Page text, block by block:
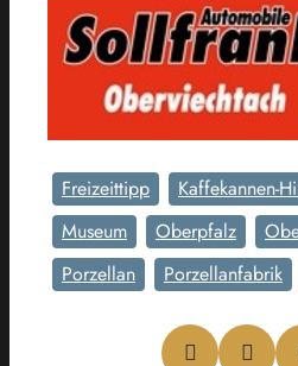
Freizeittipp Kaffekannen-
Museum
Oberpfalz
Porzellan
Porzellanfabrik